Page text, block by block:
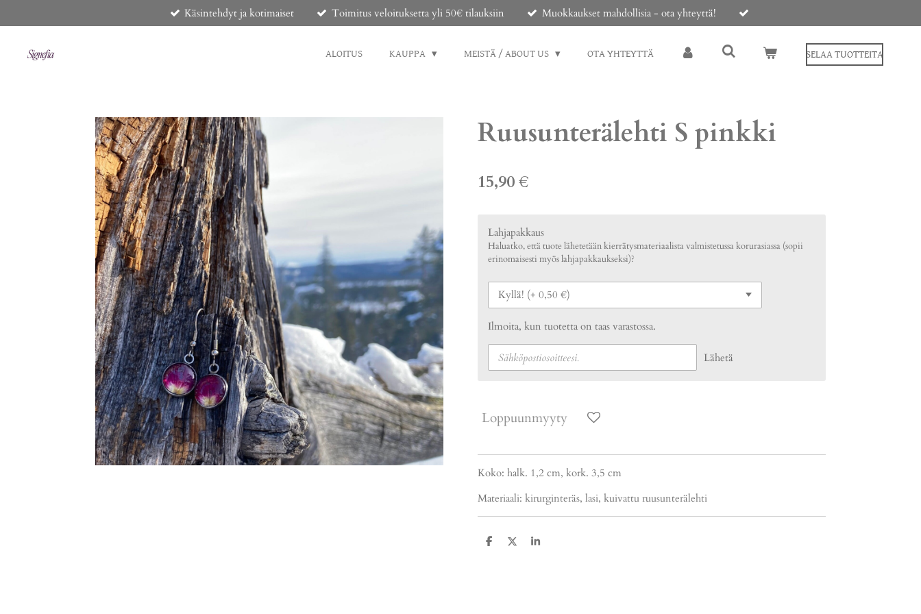
pääsisältöön
Käsintehdyt ja kotimaiset Toimitus veloituksetta yli 50€ tilauksiin Muokkaukset mahdollisia - ota yhteyttä!
ALOITUS KAUPPA MEISTÄ / ABOUT US OTA YHTEYTTÄ SELAA TUOTTEITA
Ruusunterälehti S pinkki
15,90 €
Lahjapakkaus
Haluatko, että tuote lähetetään kierrätysmateriaalista valmistetussa korurasiassa (sopii
erinomaisesti myös lahjapakkaukseksi)?
Ilmoita, kun tuotetta on taas varastossa.
Lähetä
Loppuunmyyty
Koko: halk. 1,2 cm, kork. 3,5 cm
Materiaali: kirurginteräs, lasi, kuivattu ruusunterälehti
J
J
J